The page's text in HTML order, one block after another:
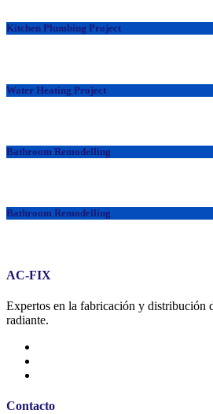
Kitchen Plumbing Project
Water Heating Project
Bathroom Remodelling
Bathroom Remodelling
AC-FIX
Expertos en la fabricación y distribución
radiante.
Contacto